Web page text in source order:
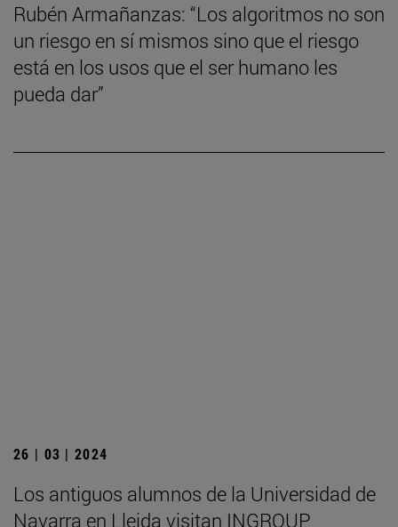
Rubén Armañanzas: “Los algoritmos no son
un riesgo en sí mismos sino que el riesgo
está en los usos que el ser humano les
pueda dar”
26 | 03 | 2024
Los antiguos alumnos de la Universidad de
Navarra en Lleida visitan INGROUP